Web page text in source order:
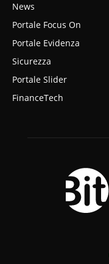
News
Portale Focus On
Portale Evidenza
Sicurezza
Portale Slider
FinanceTech